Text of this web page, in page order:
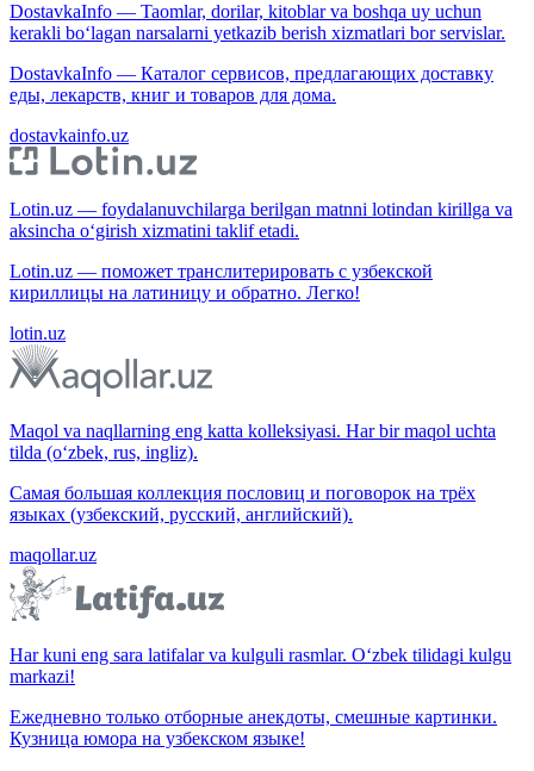
DostavkaInfo — Taomlar, dorilar, kitoblar va boshqa uy uchun
kerakli bo‘lagan narsalarni yetkazib berish xizmatlari bor servislar.
DostavkaInfo — Каталог сервисов, предлагающих доставку
еды, лекарств, книг и товаров для дома.
dostavkainfo.uz
Lotin.uz — foydalanuvchilarga berilgan matnni lotindan kirillga va
aksincha o‘girish xizmatini taklif etadi.
Lotin.uz — поможет транслитерировать с узбекской
кириллицы на латиницу и обратно. Легко!
lotin.uz
Maqol va naqllarning eng katta kolleksiyasi. Har bir maqol uchta
tilda (o‘zbek, rus, ingliz).
Самая большая коллекция пословиц и поговорок на трёх
языках (узбекский, русский, английский).
maqollar.uz
Har kuni eng sara latifalar va kulguli rasmlar. O‘zbek tilidagi kulgu
markazi!
Ежедневно только отборные анекдоты, смешные картинки.
Кузница юмора на узбекском языке!